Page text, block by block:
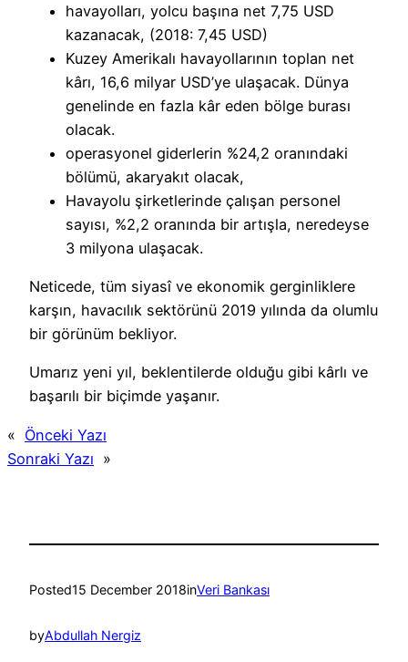
havayolları, yolcu başına net 7,75 USD
kazanacak, (2018: 7,45 USD)
Kuzey Amerikalı havayollarının toplan net
kârı, 16,6 milyar USD’ye ulaşacak. Dünya
genelinde en fazla kâr eden bölge burası
olacak.
operasyonel giderlerin %24,2 oranındaki
bölümü, akaryakıt olacak,
Havayolu şirketlerinde çalışan personel
sayısı, %2,2 oranında bir artışla, neredeyse
3 milyona ulaşacak.
Neticede, tüm siyasî ve ekonomik gerginliklere
karşın, havacılık sektörünü 2019 yılında da olumlu
bir görünüm bekliyor.
Umarız yeni yıl, beklentilerde olduğu gibi kârlı ve
başarılı bir biçimde yaşanır.
« Önceki Yazı
Sonraki Yazı »
Posted15 December 2018inVeri Bankası
byAbdullah Nergiz